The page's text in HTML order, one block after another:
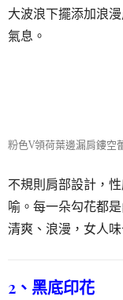
大波浪下擺添加浪
氣息。
粉色V領荷葉邊漏肩鏤空
不規則肩部設計，
喻。每一朵勾花都
清爽、浪漫，女人味
2、黑底印花